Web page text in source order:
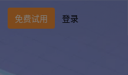
免费试用 登录